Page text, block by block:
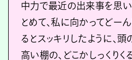
中力で最近の出来事を思
とめて、私に向かってどー
るとスッキリしたように、
高い棚の、どこかしっくり